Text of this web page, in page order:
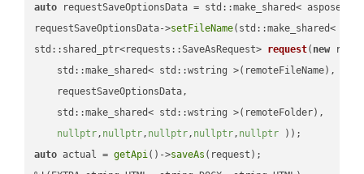
auto requestSaveOptionsData = std::make_shared<
requestSaveOptionsData->setFileName(std::make_shared<
std::shared_ptr<requests::SaveAsRequest> request( new
    std::make_shared< std::wstring >(remoteFileName),
    requestSaveOptionsData,
    std::make_shared< std::wstring >(remoteFolder),
nullptr, nullptr, nullptr, nullptr, nullptr ))
auto actual = getApi()->saveAs (request);